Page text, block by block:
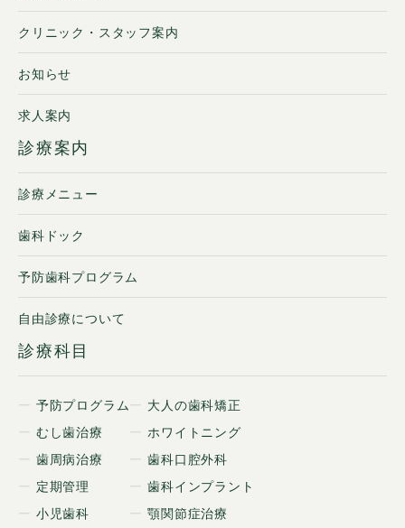
クリニック・スタッフ案内
お知らせ
求人案内
診療案内
診療メニュー
歯科ドック
予防歯科プログラム
自由診療について
診療科目
予防プログラム
むし歯治療
歯周病治療
定期管理
小児歯科
大人の歯科矯正
ホワイトニング
歯科口腔外科
歯科インプラント
顎関節症治療